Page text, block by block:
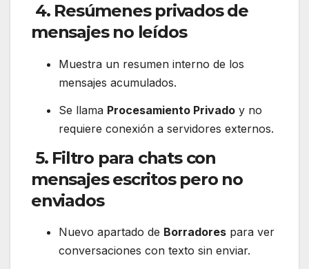
4. Resúmenes privados de
mensajes no leídos
Muestra un resumen interno de los
mensajes acumulados.
Se llama Procesamiento Privado y no
requiere conexión a servidores externos.
5. Filtro para chats con
mensajes escritos pero no
enviados
Nuevo apartado de Borradores para ver
conversaciones con texto sin enviar.